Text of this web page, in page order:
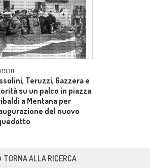
Teruzzi, Gazzera e
su un palco in piazza
a Mentana per
del nuovo
TORNA ALLA RICERCA